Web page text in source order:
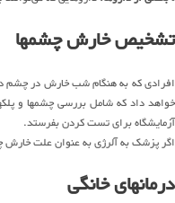
تشخیص خارش چشمها
افرادی که به هنگام شب خارش در چشم
خواهد داد که شامل بررسی چشمها و
آزمایشگاه برای تست کردن بفرستد.
اگر پزشک به آلرژی به عنوان علت
درمانهای خانگی